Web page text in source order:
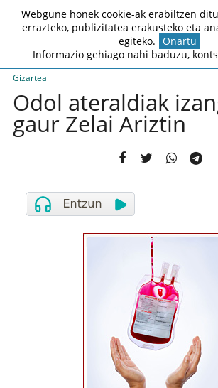
Gizartea
Odol ateraldiak
gaur Zelai Ariztin
Webgune honek cookie-ak erabiltzen
errazteko, publizitatea erakusteko eta
egiteko. Onartu
Informazio gehiago nahi baduzu,